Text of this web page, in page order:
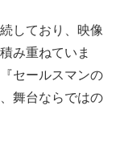
しており、映像
み重ねていま
セールスマンの
舞台ならではの